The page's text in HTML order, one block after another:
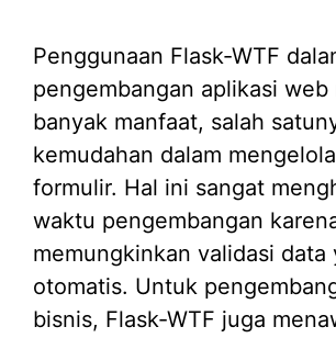
Penggunaan Flask-WTF
pengembangan aplikasi web
banyak manfaat, salah
kemudahan dalam
formulir. Hal ini sangat
waktu pengembangan
memungkinkan validasi data
otomatis. Untuk
bisnis, Flask-WTF juga